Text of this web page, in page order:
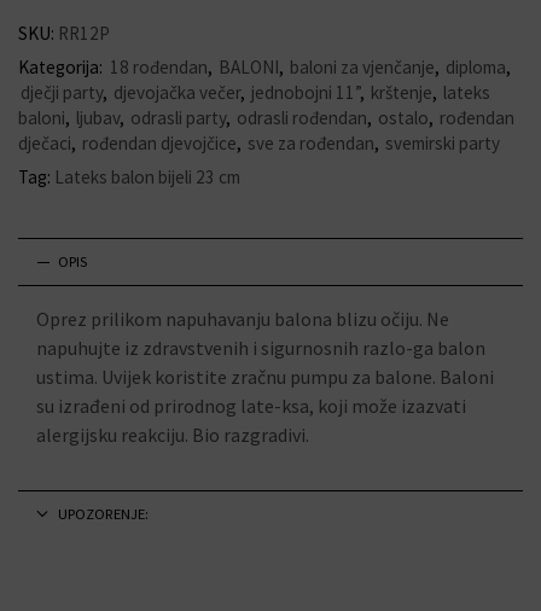
SKU: RR12P
Kategorija: 18 rođendan, BALONI, baloni za vjenčanje, diploma,
dječji party, djevojačka večer, jednobojni 11”, krštenje, lateks
baloni, ljubav, odrasli party, odrasli rođendan, ostalo, rođendan
dječaci, rođendan djevojčice, sve za rođendan, svemirski party
Tag: Lateks balon bijeli 23 cm
OPIS
Oprez prilikom napuhavanju balona blizu očiju. Ne
napuhujte iz zdravstvenih i sigurnosnih razlo-ga balon
ustima. Uvijek koristite zračnu pumpu za balone. Baloni
su izrađeni od prirodnog late-ksa, koji može izazvati
alergijsku reakciju. Bio razgradivi.
UPOZORENJE: